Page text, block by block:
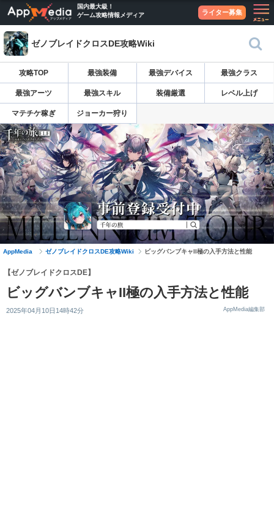
国内最大級！
ゲーム攻略情報メディア
ライター募集
ゼノブレイドクロスDE攻略Wiki
攻略TOP 最強装備 最強デバイス 最強クラス
最強アーツ 最強スキル 装備厳選 レベル上げ
マテチケ稼ぎ ジョーカー狩り
AppMedia ゼノブレイドクロスDE攻略Wiki ビッグバンブキャII極の入手方法と性能
【ゼノブレイドクロスDE】
ビッグバンブキャII極の入手方法と性能
2025年04月10日14時42分 AppMedia編集部